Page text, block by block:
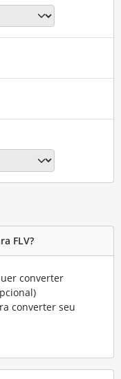
FLV?
converter
converter seu